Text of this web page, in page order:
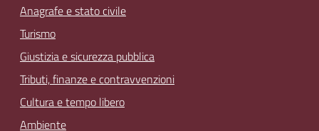
Anagrafe e stato civile
Turismo
Giustizia e sicurezza pubblica
Tributi, finanze e contravvenzioni
Cultura e tempo libero
Ambiente